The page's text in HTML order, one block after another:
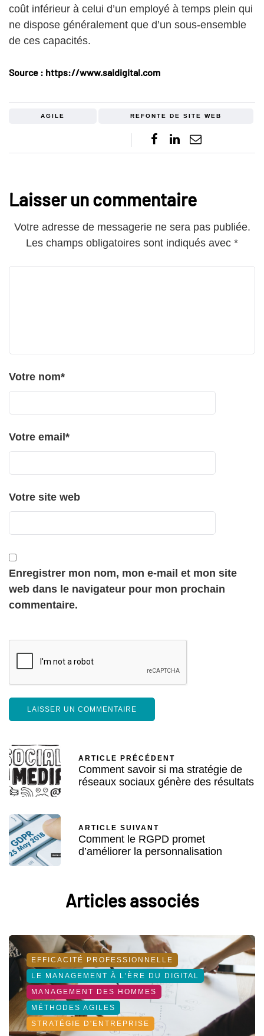
coût inférieur à celui d’un employé à temps plein qui
ne dispose généralement que d’un sous-ensemble
de ces capacités.
Source : https://www.saidigital.com
AGILE REFONTE DE SITE WEB
Laisser un commentaire
Votre adresse de messagerie ne sera pas publiée.
Les champs obligatoires sont indiqués avec *
Votre nom*
Votre email*
Votre site web
Enregistrer mon nom, mon e-mail et mon site
web dans le navigateur pour mon prochain
commentaire.
ARTICLE PRÉCÉDENT
Comment savoir si ma stratégie de
réseaux sociaux génère des résultats
ARTICLE SUIVANT
Comment le RGPD promet
d’améliorer la personnalisation
Articles associés
EFFICACITÉ PROFESSIONNELLE
LE MANAGEMENT À L'ÈRE DU DIGITAL
MANAGEMENT DES HOMMES
MÉTHODES AGILES
STRATÉGIE D'ENTREPRISE